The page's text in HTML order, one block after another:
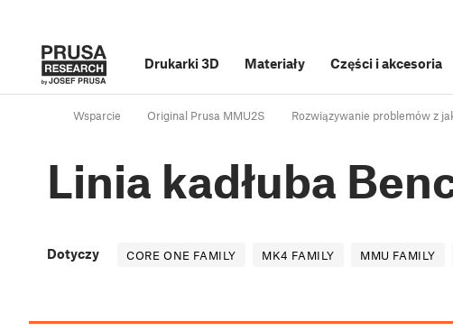
Drukarki 3D Materiały Części i akcesoria
Wsparcie Original Prusa MMU2S Rozwiązywanie problemów z
Linia kadłuba
Dotyczy CORE ONE FAMILY MK4 FAMILY MMU FAMILY